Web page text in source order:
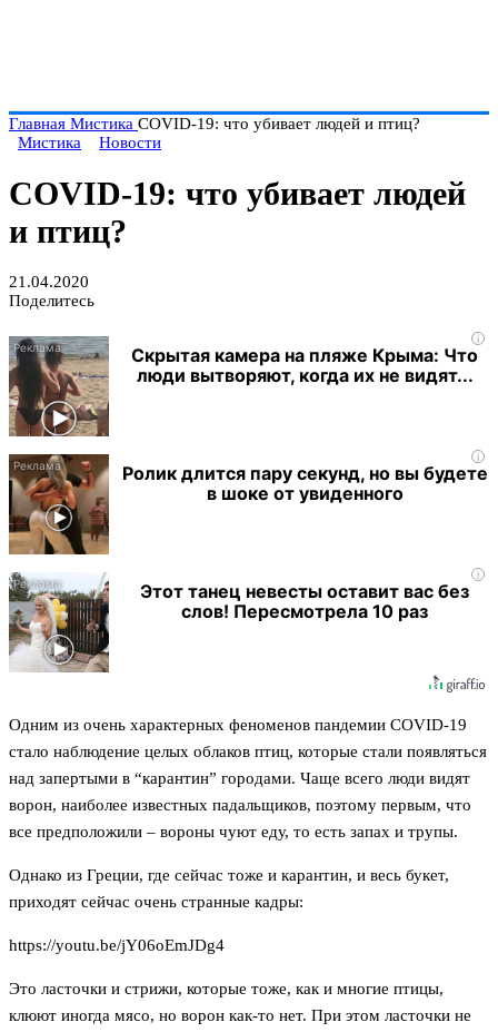
Главная Мистика COVID-19: что убивает людей и птиц?
Мистика
Новости
COVID-19: что убивает людей
и птиц?
21.04.2020
Поделитесь
i
Скрытая камера на пляже Крыма: Что
люди вытворяют, когда их не видят...
i
Ролик длится пару секунд, но вы будете
в шоке от увиденного
i
Этот танец невесты оставит вас без
слов! Пересмотрела 10 раз
Одним из очень характерных феноменов пандемии COVID-19
стало наблюдение целых облаков птиц, которые стали появляться
над запертыми в “карантин” городами. Чаще всего люди видят
ворон, наиболее известных падальщиков, поэтому первым, что
все предположили – вороны чуют еду, то есть запах и трупы.
Однако из Греции, где сейчас тоже и карантин, и весь букет,
приходят сейчас очень странные кадры:
https://youtu.be/jY06oEmJDg4
Это ласточки и стрижи, которые тоже, как и многие птицы,
клюют иногда мясо, но ворон как-то нет. При этом ласточки не